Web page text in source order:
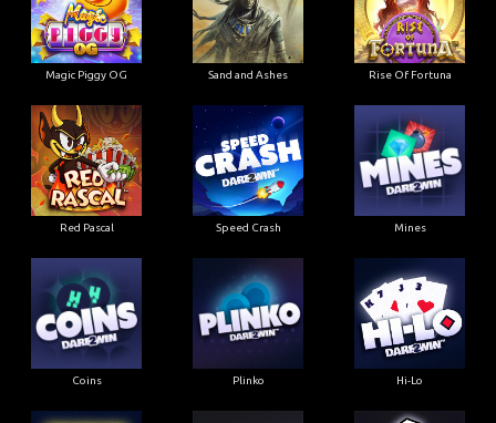
Magic Piggy OG Sand and Ashes Rise Of Fortuna
Red Pascal Speed Crash Mines
Coins Plinko Hi-Lo